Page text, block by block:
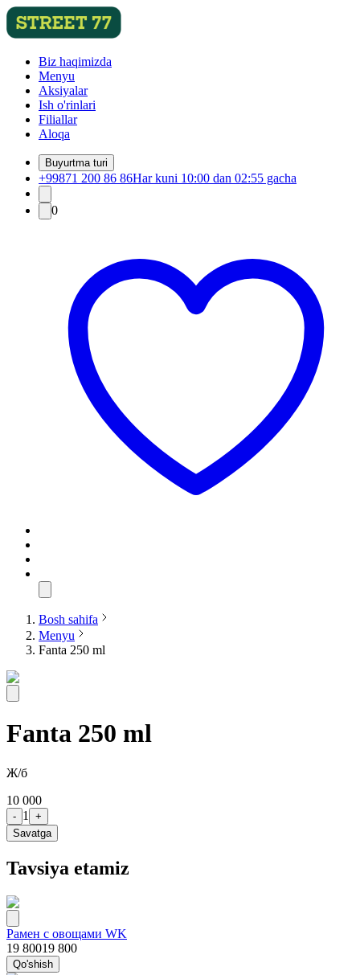
Biz haqimizda
Menyu
Aksiyalar
Ish o'rinlari
Filiallar
Aloqa
Buyurtma turi
+99871 200 86 86Har kuni 10:00 dan 02:55 gacha
0
Bosh sahifa
Menyu
Fanta 250 ml
Fanta 250 ml
Ж/б
10 000
- 1
+
Savatga
Tavsiya etamiz
Рамен с овощами WK
19 80019 800
Qo'shish